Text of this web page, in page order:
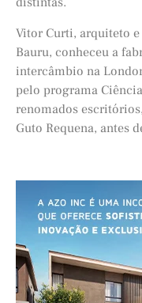
Vitor Curti, arquiteto e
Bauru, conheceu a
intercâmbio na
pelo programa
renomados
Guto Requena, antes